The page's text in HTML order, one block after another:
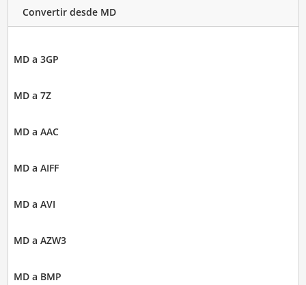
Convertir desde MD
MD a 3GP
MD a 7Z
MD a AAC
MD a AIFF
MD a AVI
MD a AZW3
MD a BMP